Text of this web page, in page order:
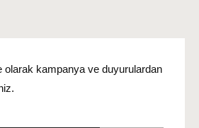
olarak kampanya ve duyurulardan